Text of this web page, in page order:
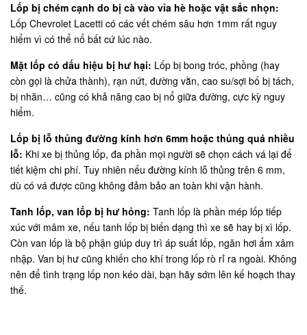
Lốp bị chém cạnh do bị cà vào vỉa hè hoặc vật sắc nhọn:
Lốp Chevrolet Lacetti có các vết chém sâu hơn 1mm rất nguy
hiểm vì có thể nổ bất cứ lúc nào.
Mặt lốp có dấu hiệu bị hư hại: Lốp bị bong tróc, phồng (hay
còn gọi là chửa thành), rạn nứt, đường vằn, cao su/sợi bố bị tách,
bị nhăn… cũng có khả năng cao bị nổ giữa đường, cực kỳ nguy
hiểm.
Lốp bị lỗ thủng đường kính hơn 6mm hoặc thủng quá nhiều
lỗ: Khi xe bị thủng lốp, đa phần mọi người sẽ chọn cách vá lại để
tiết kiệm chi phí. Tuy nhiên nếu đường kính lỗ thủng trên 6 mm,
dù có vá được cũng không đảm bảo an toàn khi vận hành.
Tanh lốp, van lốp bị hư hỏng: Tanh lốp là phần mép lốp tiếp
xúc với mâm xe, nếu tanh lốp bị biến dạng thì xe sẽ hay bị xì lốp.
Còn van lốp là bộ phận giúp duy trì áp suất lốp, ngăn hơi ẩm xâm
nhập. Van bị hư cũng khiến cho khí trong lốp rò rỉ ra ngoài. Không
nên để tình trạng lốp non kéo dài, bạn hãy sớm lên kế hoạch thay
thế.